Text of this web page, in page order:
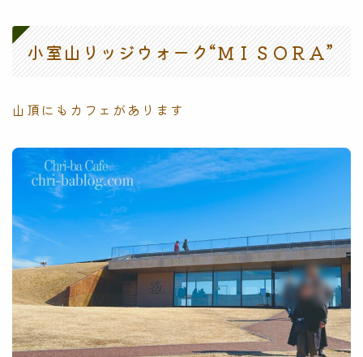
小室山リッジウォーク“ＭＩＳＯＲＡ”
山頂にもカフェがあります